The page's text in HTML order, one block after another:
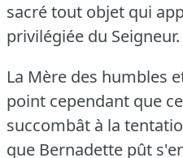
sacré tout objet qui
privilégiée du Seigneur.
La Mère des humbles
point cependant que
succombât à la
que Bernadette pût